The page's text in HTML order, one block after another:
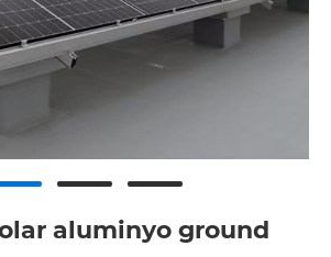
aluminyo ground